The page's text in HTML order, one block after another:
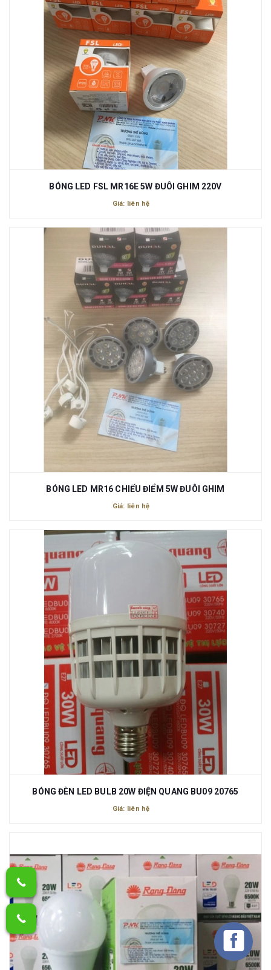
BÓNG LED FSL MR16E 5W ĐUÔI GHIM 220V
Giá: liên hệ
BÓNG LED MR16 CHIẾU ĐIỂM 5W ĐUÔI GHIM
Giá: liên hệ
BÓNG ĐÈN LED BULB 20W ĐIỆN QUANG BU09 20765
Giá: liên hệ